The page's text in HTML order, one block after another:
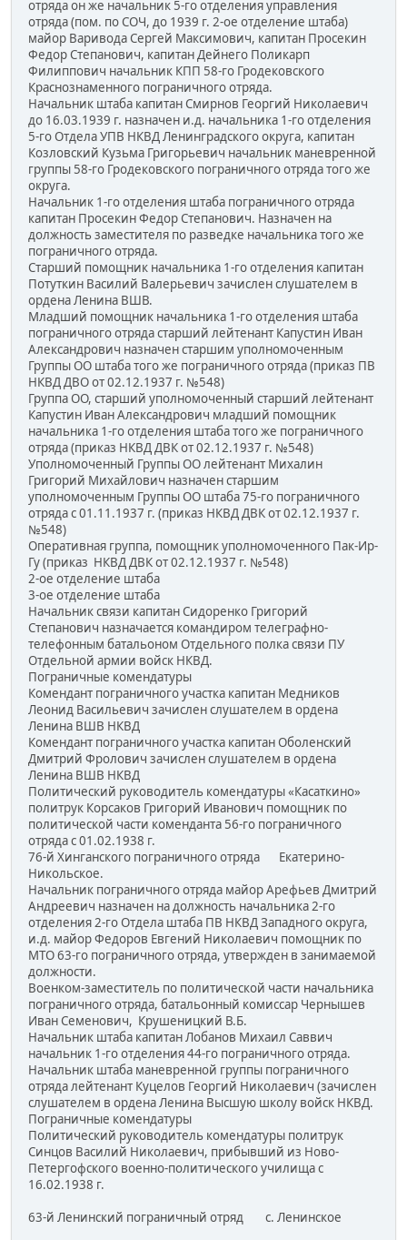
отряда он же начальник 5-го отделения управления
отряда (пом. по СОЧ, до 1939 г. 2-ое отделение штаба)
майор Варивода Сергей Максимович, капитан Просекин
Федор Степанович, капитан Дейнего Поликарп
Филиппович начальник КПП 58-го Гродековского
Краснознаменного пограничного отряда.
Начальник штаба капитан Смирнов Георгий Николаевич
до 16.03.1939 г. назначен и.д. начальника 1-го отделения
5-го Отдела УПВ НКВД Ленинградского округа, капитан
Козловский Кузьма Григорьевич начальник маневренной
группы 58-го Гродековского пограничного отряда того же
округа.
Начальник 1-го отделения штаба пограничного отряда
капитан Просекин Федор Степанович. Назначен на
должность заместителя по разведке начальника того же
пограничного отряда.
Старший помощник начальника 1-го отделения капитан
Потуткин Василий Валерьевич зачислен слушателем в
ордена Ленина ВШВ.
Младший помощник начальника 1-го отделения штаба
пограничного отряда старший лейтенант Капустин Иван
Александрович назначен старшим уполномоченным
Группы ОО штаба того же пограничного отряда (приказ ПВ
НКВД ДВО от 02.12.1937 г. №548)
Группа ОО, старший уполномоченный старший лейтенант
Капустин Иван Александрович младший помощник
начальника 1-го отделения штаба того же пограничного
отряда (приказ НКВД ДВК от 02.12.1937 г. №548)
Уполномоченный Группы ОО лейтенант Михалин
Григорий Михайлович назначен старшим
уполномоченным Группы ОО штаба 75-го пограничного
отряда с 01.11.1937 г. (приказ НКВД ДВК от 02.12.1937 г.
№548)
Оперативная группа, помощник уполномоченного Пак-Ир-
Гу (приказ НКВД ДВК от 02.12.1937 г. №548)
2-ое отделение штаба
3-ое отделение штаба
Начальник связи капитан Сидоренко Григорий
Степанович назначается командиром телеграфно-
телефонным батальоном Отдельного полка связи ПУ
Отдельной армии войск НКВД.
Пограничные комендатуры
Комендант пограничного участка капитан Медников
Леонид Васильевич зачислен слушателем в ордена
Ленина ВШВ НКВД
Комендант пограничного участка капитан Оболенский
Дмитрий Фролович зачислен слушателем в ордена
Ленина ВШВ НКВД
Политический руководитель комендатуры «Касаткино»
политрук Корсаков Григорий Иванович помощник по
политической части коменданта 56-го пограничного
отряда с 01.02.1938 г.
76-й Хинганского пограничного отряда Екатерино-
Никольское.
Начальник пограничного отряда майор Арефьев Дмитрий
Андреевич назначен на должность начальника 2-го
отделения 2-го Отдела штаба ПВ НКВД Западного округа,
и.д. майор Федоров Евгений Николаевич помощник по
МТО 63-го пограничного отряда, утвержден в занимаемой
должности.
Военком-заместитель по политической части начальника
пограничного отряда, батальонный комиссар Чернышев
Иван Семенович, Крушеницкий В.Б.
Начальник штаба капитан Лобанов Михаил Саввич
начальник 1-го отделения 44-го пограничного отряда.
Начальник штаба маневренной группы пограничного
отряда лейтенант Куцелов Георгий Николаевич (зачислен
слушателем в ордена Ленина Высшую школу войск НКВД.
Пограничные комендатуры
Политический руководитель комендатуры политрук
Синцов Василий Николаевич, прибывший из Ново-
Петергофского военно-политического училища с
16.02.1938 г.
63-й Ленинский пограничный отряд с. Ленинское